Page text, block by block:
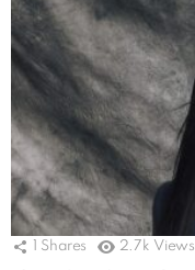
Shares 2.7k Views